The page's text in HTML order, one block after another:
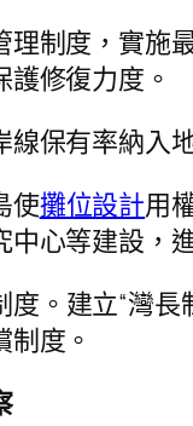
制度，實
修復力度。
保有率納入
使攤位設計用
心等建設，
度。建立“灣
度。